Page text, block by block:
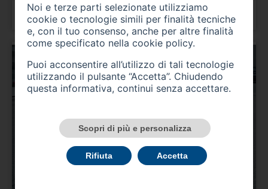
Prezzo 23.900,00 €
Noi e terze parti selezionate utilizziamo
cookie o tecnologie simili per finalità tecniche
e, con il tuo consenso, anche per altre finalità
come specificato nella cookie policy.
Puoi acconsentire all’utilizzo di tali tecnologie
utilizzando il pulsante “Accetta”. Chiudendo
questa informativa, continui senza accettare.
Scopri di più e personalizza
Rifiuta Accetta